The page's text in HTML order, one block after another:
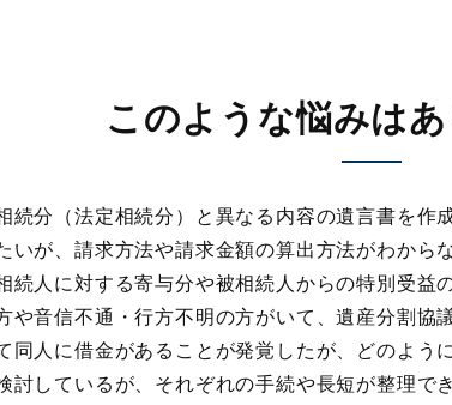
このような悩みは
続分（法定相続分）と異なる内容の遺言書を作
いが、請求方法や請求金額の算出方法がわから
続人に対する寄与分や被相続人からの特別受益
や音信不通・行方不明の方がいて、遺産分割協
同人に借金があることが発覚したが、どのよう
討しているが、それぞれの手続や長短が整理で